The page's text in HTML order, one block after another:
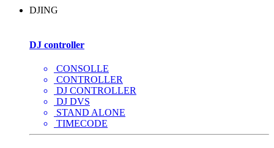
DJING
DJ controller
CONSOLLE
CONTROLLER
DJ CONTROLLER
DJ DVS
STAND ALONE
TIMECODE